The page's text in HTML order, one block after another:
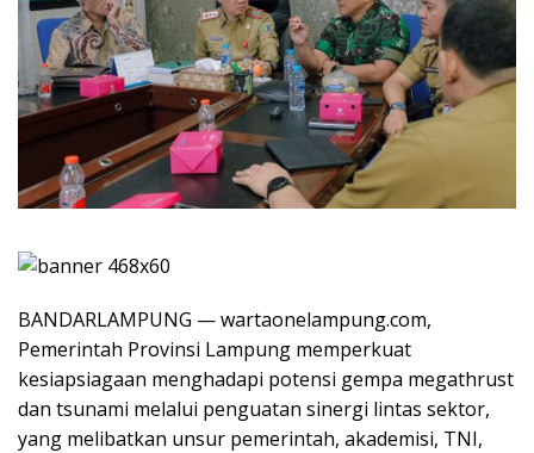
BANDARLAMPUNG — wartaonelampung.com,
Pemerintah Provinsi Lampung memperkuat
kesiapsiagaan menghadapi potensi gempa megathrust
dan tsunami melalui penguatan sinergi lintas sektor,
yang melibatkan unsur pemerintah, akademisi, TNI,